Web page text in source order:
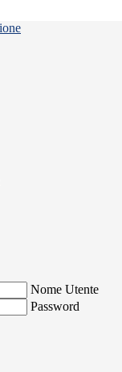
Nome Utente
Password